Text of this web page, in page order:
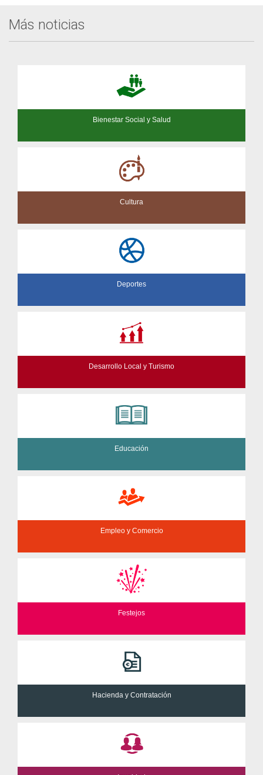
Más noticias
Bienestar Social y Salud
Cultura
Deportes
Desarrollo Local y Turismo
Educación
Empleo y Comercio
Festejos
Hacienda y Contratación